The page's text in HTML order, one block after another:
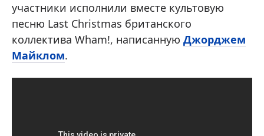
участники исполнили вместе культовую
песню Last Christmas британского
коллектива Wham!, написанную Джорджем
Майклом.